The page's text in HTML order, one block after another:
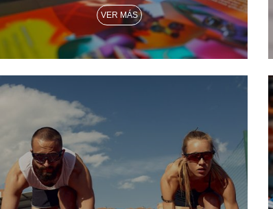
VER MÁS